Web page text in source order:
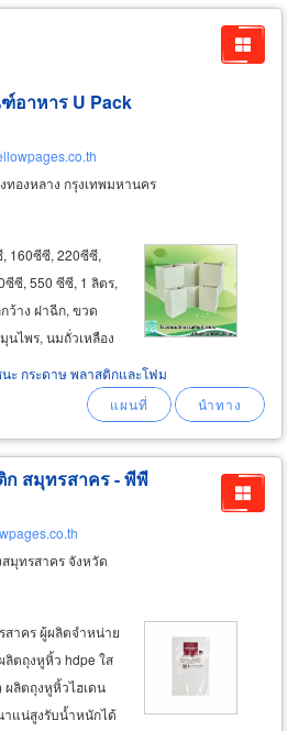
อาหาร U Pack
ทองหลาง กรุงเทพมหานคร
160ซีซี, 220ซีซี,
ซี, 550 ซีซี, 1 ลิตร,
ว้าง ฝาฉีก, ขวด
นไพร, นมถั่วเหลือง
ซี, 200ซีซี, 220ซีซี,
ะ กระดาษ พลาสติกและโฟม
ก สมุทรสาคร - พีพี
มุทรสาคร จังหวัด
สาคร ผู้ผลิตจำหน่าย
ลิตถุงหูหิ้ว hdpe ใส
ผลิตถุงหูหิ้วไฮเดน
าแน่สูงรับน้ำหนักได้